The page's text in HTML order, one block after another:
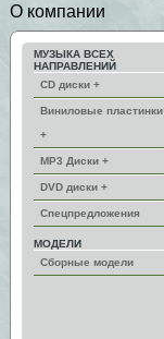
О компании
МУЗЫКА ВСЕХ
НАПРАВЛЕНИЙ
CD диски +
Виниловые пластинки
+
MP3 Диски +
DVD диски +
Спецпредложения
МОДЕЛИ
Сборные модели